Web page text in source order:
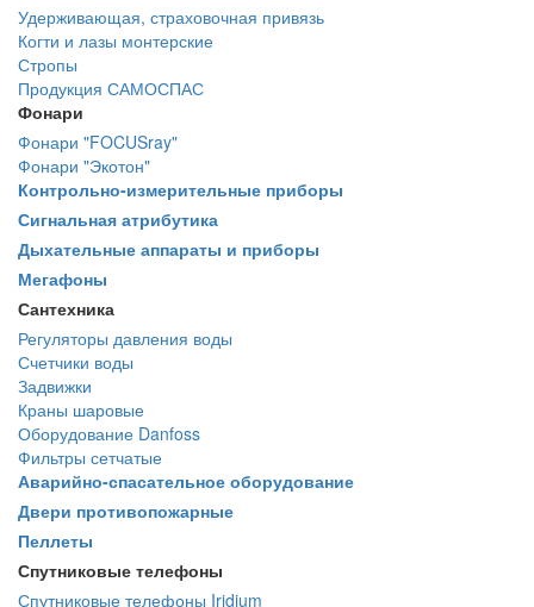
Удерживающая, страховочная привязь
Когти и лазы монтерские
Стропы
Продукция САМОСПАС
Фонари
Фонари "FOCUSray"
Фонари "Экотон"
Контрольно-измерительные приборы
Сигнальная атрибутика
Дыхательные аппараты и приборы
Мегафоны
Сантехника
Регуляторы давления воды
Счетчики воды
Задвижки
Краны шаровые
Оборудование Danfoss
Фильтры сетчатые
Аварийно-спасательное оборудование
Двери противопожарные
Пеллеты
Спутниковые телефоны
Спутниковые телефоны Iridium